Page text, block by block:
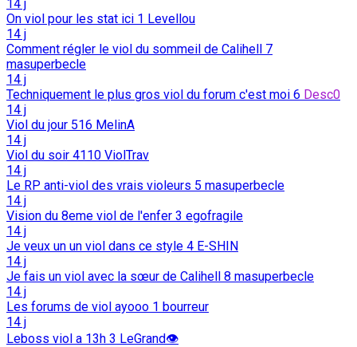
14 j
On viol pour les stat ici 1 Levellou
14 j
Comment régler le viol du sommeil de Calihell 7
masuperbecle
14 j
Techniquement le plus gros viol du forum c'est moi 6 Desc0
14 j
Viol du jour 516 MelinA
14 j
Viol du soir 4110 ViolTrav
14 j
Le RP anti-viol des vrais violeurs 5 masuperbecle
14 j
Vision du 8eme viol de l'enfer 3 egofragile
14 j
Je veux un un viol dans ce style 4 E-SHIN
14 j
Je fais un viol avec la sœur de Calihell 8 masuperbecle
14 j
Les forums de viol ayooo 1 bourreur
14 j
Leboss viol a 13h 3 LeGrand👁️